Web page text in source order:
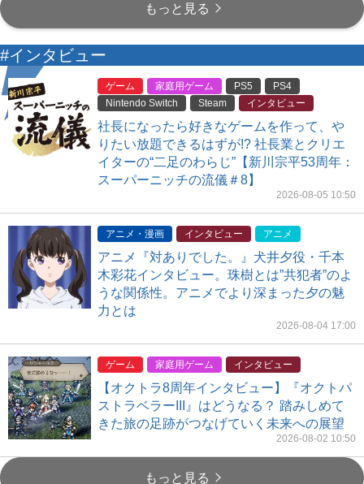
もっと見る
#インタビュー
ゲーム 家庭用ゲーム PS5
PS4
Nintendo Switch
Steam インタビュー
社長になったら好きなゲームを作って、や
りたい放題できるはずが!? 社長業とクリエ
イターの“二足のわらじ”【新川宗平53周年：
スーパーニッチの流儀＃8】
2026-08-05 10:50
アニメ・漫画 インタビュー アニメ
アニメ『対ありでした。』犬井夕役・千本
木彩花インタビュー。珠樹とは”共犯者”のよ
うな関係性。アニメでより深まった夕の魅
力とは
2026-08-04 17:00
ゲーム 家庭用ゲーム インタビュー
【オクトラ8周年インタビュー】『オクトパ
ストラベラーIII』はどうなる？ 踏みしめて
きた旅の足跡がつなげていく未来への展望
2026-08-02 10:50
もっと見る